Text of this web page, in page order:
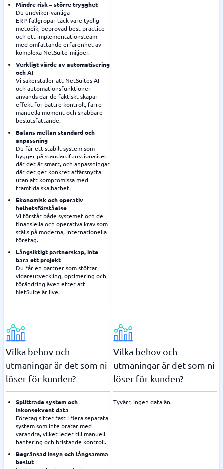
Mindre risk – större trygghet
Du undviker vanliga
ERP‑fallgropar tack vare tydlig
metodik, beprövad best practice
och ett implementationsteam
med omfattande erfarenhet av
komplexa NetSuite‑miljöer.
Verkligt värde av automatisering
och AI
Vi säkerställer att NetSuites AI‑
och automationsfunktioner
används där de faktiskt skapar
effekt för bättre kontroll, färre
manuella moment och snabbare
beslutsfattande.
Balans mellan standard och
anpassning
Du får ett stabilt system som
bygger på standardfunktionalitet
där det är smart, och anpassningar
där det ger konkret affärsnytta
utan att kompromissa med
framtida skalbarhet.
Ekonomisk och operativ
helhetsförståelse
Vi förstår både systemet och de
finansiella och operativa krav som
ställs på moderna, internationella
företag.
Långsiktigt partnerskap, inte
bara ett projekt
Du får en partner som stöttar
vidareutveckling, optimering och
förändring även efter att
NetSuite är live.
Vilka behov och
utmaningar är det som ni
löser för kunden?
Splittrade system och
inkonsekvent data
Företag sitter fast i flera separata
system som inte pratar med
varandra, vilket leder till manuell
hantering och bristande kontroll.
Begränsad insyn och långsamma
beslut
Vilka behov och
utmaningar är det som ni
löser för kunden?
Tyvärr, ingen data än.